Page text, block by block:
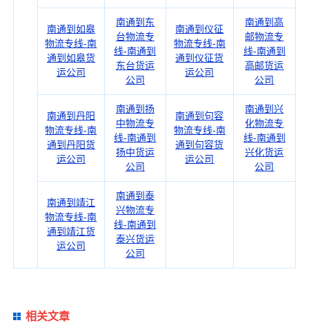
南通到如皋
物流专线-南
通到如皋货
运公司
南通到东
台物流专
线-南通到
东台货运
公司
南通到仪征
物流专线-南
通到仪征货
运公司
南通到高
邮物流专
线-南通到
高邮货运
公司
南通到丹阳
物流专线-南
通到丹阳货
运公司
南通到扬
中物流专
线-南通到
扬中货运
公司
南通到句容
物流专线-南
通到句容货
运公司
南通到兴
化物流专
线-南通到
兴化货运
公司
南通到靖江
物流专线-南
通到靖江货
运公司
南通到泰
兴物流专
线-南通到
泰兴货运
公司
相关文章